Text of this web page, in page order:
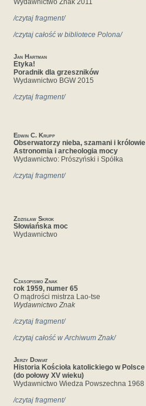
Wydawnictwo Znak 2011
/czytaj fragment/
/czytaj całość w bibliotece Polona/
Jan Hartman
Etyka!
Poradnik dla grzeszników
Wydawnictwo BGW 2015
/czytaj fragment/
Edwin C. Krupp
Obserwatorzy nieba, szamani i królowie
Astronomia i archeologia mocy
Wydawnictwo: Prószyński i Spółka
/czytaj fragment/
Zdzisław Skrok
Słowiańska moc
Wydawnictwo
Czasopismo Znak
rok 1959, numer 65
O mądrości mistrza Lao-tse
Wydawnictwo Znak
/czytaj fragment/
/czytaj całość w Archiwum Znak/
Jerzy Dowiat
Historia Kościoła katolickiego w Polsce
(do połowy XV wieku)
Wydawnictwo Wiedza Powszechna 1968
/czytaj fragment/